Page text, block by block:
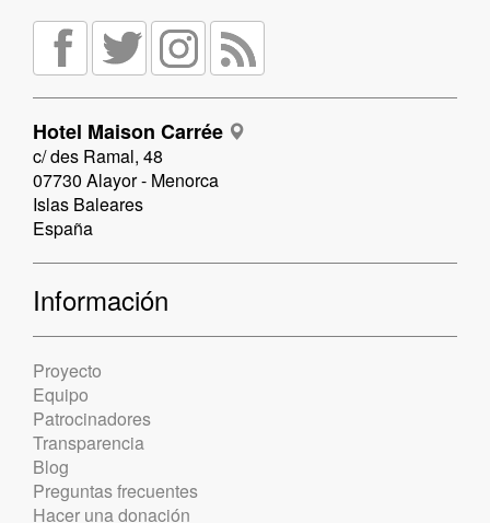
Hotel Maison Carrée
c/ des Ramal, 48
07730 Alayor - Menorca
Islas Baleares
España
Información
Proyecto
Equipo
Patrocinadores
Transparencia
Blog
Preguntas frecuentes
Hacer una donación